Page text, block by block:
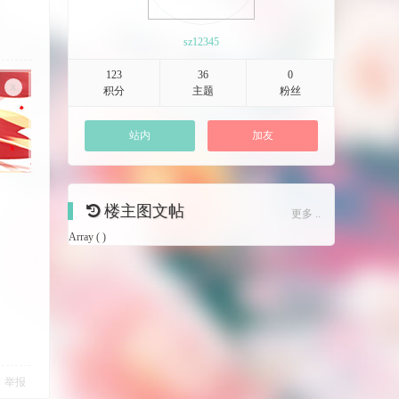
x
举报
sz12345
123
积分
36
主题
0
粉丝
站内 加友
楼主图文帖
更多 ..
Array ( )